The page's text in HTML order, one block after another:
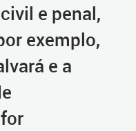
e penal,
exemplo,
e a